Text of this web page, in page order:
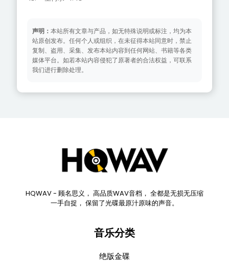
声明： 本站所有文章与产品，如无特殊说明或标注，均为本
站原创发布。任何个人或组织，在未征得本站同意时，禁止
复制、盗用、采集、发布本站内容到任何网站、书籍等各类
媒体平台。如若本站内容侵犯了原著者的合法权益，可联系
我们进行删除处理。
HQWAV - 顾名思义， 高品质WAV音档， 全都是无损无压缩
一手自捉， 保留了光碟最原汁原味的声音。
音乐分类
绝版金碟